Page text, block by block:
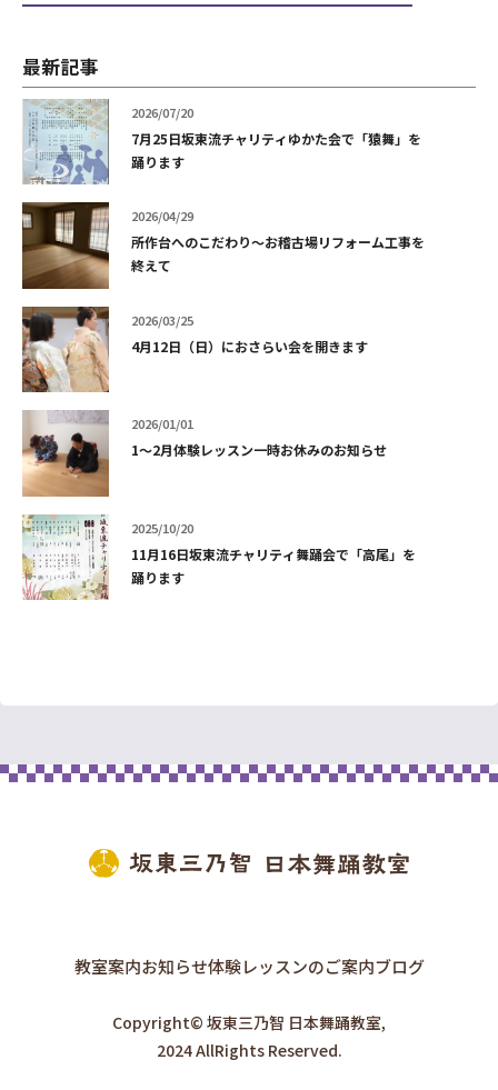
最新記事
2026/07/20
7月25日坂東流チャリティゆかた会で「猿舞」を
踊ります
2026/04/29
所作台へのこだわり～お稽古場リフォーム工事を
終えて
2026/03/25
4月12日（日）におさらい会を開きます
2026/01/01
1～2月体験レッスン一時お休みのお知らせ
2025/10/20
11月16日坂東流チャリティ舞踊会で「高尾」を
踊ります
教室案内お知らせ体験レッスンのご案内ブログ
Copyright© 坂東三乃智 日本舞踊教室,
2024 AllRights Reserved.